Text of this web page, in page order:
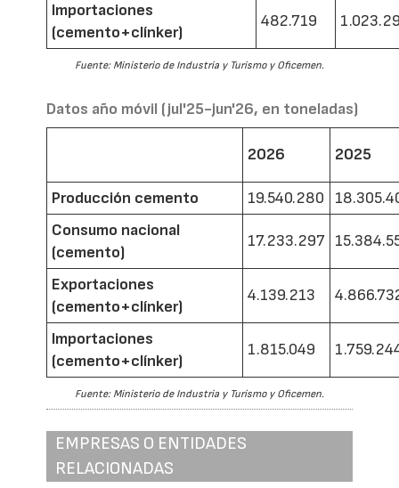
Importaciones
(cemento+clínker)
482.719
Fuente: Ministerio de Industria y Turismo y Oficemen.
Datos año móvil (jul'25-jun'26, en toneladas)
2026 2025
Producción cemento 19.540.280
Consumo nacional
(cemento)
17.233.297
Exportaciones
(cemento+clínker)
4.139.213
Importaciones
(cemento+clínker)
1.815.049
Fuente: Ministerio de Industria y Turismo y Oficemen.
EMPRESAS O ENTIDADES
RELACIONADAS